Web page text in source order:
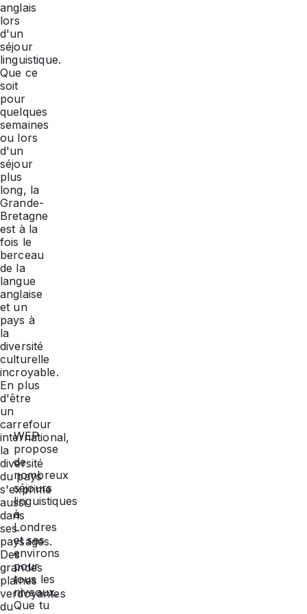
anglais
lors
d'un
séjour
linguistique.
Que ce
soit
pour
quelques
semaines
ou lors
d'un
séjour
plus
long, la
Grande-
Bretagne
est à la
fois le
berceau
de la
langue
anglaise
et un
pays à
la
diversité
culturelle
incroyable.
En plus
d'être
un
carrefour
international,
la
diversité
du pays
s'exprime
aussi
dans
ses
paysages.
Des
grandes
plaines
verdoyantes
du
WEP
propose
de
nombreux
séjours
linguistiques
à
Londres
et ses
environs
pour
tous les
niveaux.
Que tu